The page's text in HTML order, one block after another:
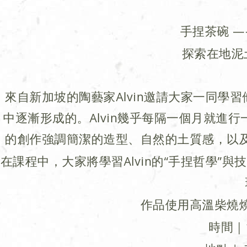
手捏茶碗
探索在地
來自新加坡的陶藝家Alvin邀請大家一同學
中逐漸形成的。Alvin幾乎每隔一個月就進
的創作強調簡潔的造型、自然的土質感，
在課程中，大家將學習Alvin的“手捏哲學”與
作品使用高溫柴燒
時間